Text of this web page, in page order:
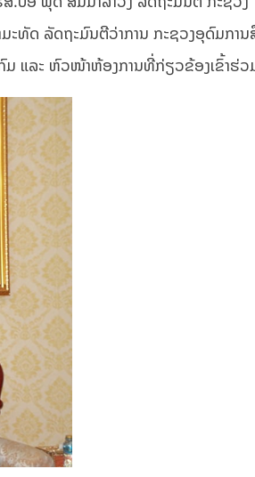
ະທັດ ລັດຖະມົນຕີວ່າການ ກະຊວງອຸດົມການ
ມ ແລະ ຫົວໜ້າຫ້ອງການທີ່ກ່ຽວຂ້ອງເຂົ້າຮ່ວ